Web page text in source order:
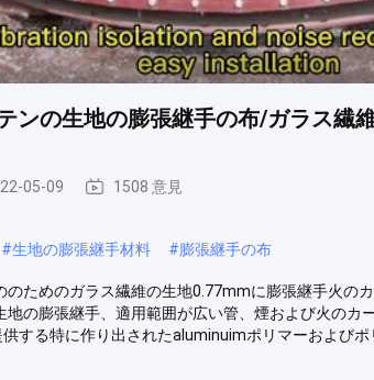
ンの生地の膨張継手の布/ガラス繊
05-09 1508 意見
#生地の膨張継手材料 #膨張継手の布
のためのガラス繊維の生地0.77mmに膨張継手火の
の膨張継手、適用範囲が広い管、煙および火のカ
する特に作り出されたaluminuimポリマーおよび